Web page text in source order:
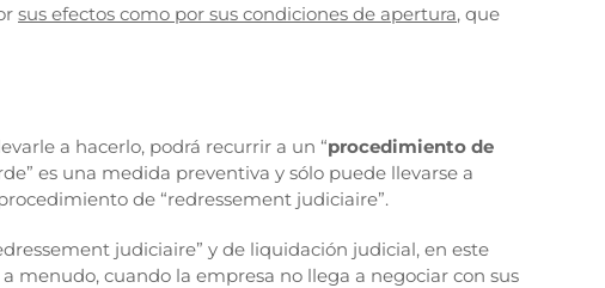
sus efectos como por sus condiciones de apertura, que
a hacerlo, podrá recurrir a un “procedimiento de
es una medida preventiva y sólo puede llevarse a
de “redressement judiciaire”.
judiciaire” y de liquidación judicial, en este
menudo, cuando la empresa no llega a negociar con sus